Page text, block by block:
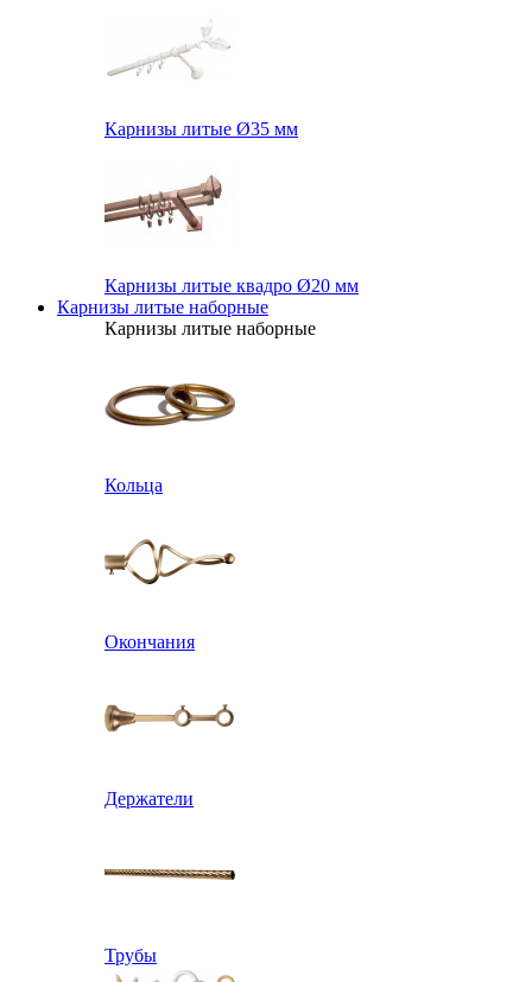
Карнизы литые Ø35 мм
Карнизы литые квадро Ø20 мм
Карнизы литые наборные
Карнизы литые наборные
Кольца
Окончания
Держатели
Трубы